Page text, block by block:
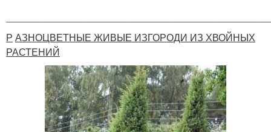
Р АЗНОЦВЕТНЫЕ ЖИВЫЕ ИЗГОРОДИ ИЗ ХВОЙНЫХ
РАСТЕНИЙ